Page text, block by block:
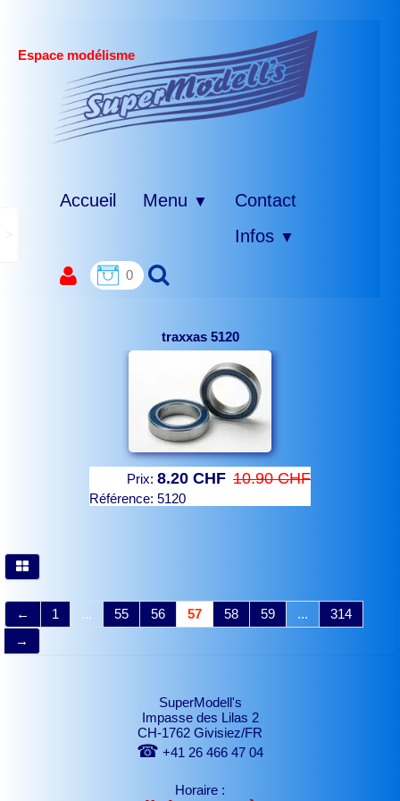
Espace modélisme
Accueil Menu ▼
Contact
Infos ▼
0
traxxas 5120
Prix: 8.20 CHF 10.90 CHF
Référence: 5120
← 1 ... 55 56 57 58 59 ...
314
→
SuperModell's
Impasse des Lilas 2
CH-1762 Givisiez/FR
☎ +41 26 466 47 04
Horaire :